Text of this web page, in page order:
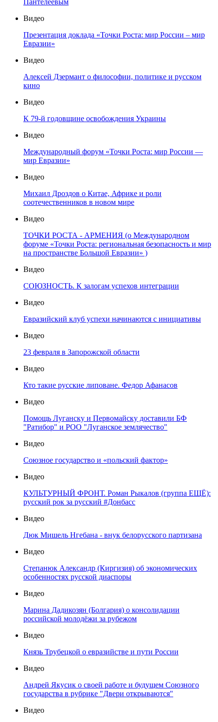
Пантелеевым
Видео
Презентация доклада «Точки Роста: мир России – мир
Евразии»
Видео
Алексей Дзермант о философии, политике и русском
кино
Видео
К 79-й годовщине освобождения Украины
Видео
Международный форум «Точки Роста: мир России —
мир Евразии»
Видео
Михаил Дроздов о Китае, Африке и роли
соотечественников в новом мире
Видео
ТОЧКИ РОСТА - АРМЕНИЯ (о Международном
форуме «Точки Роста: региональная безопасность и мир
на пространстве Большой Евразии» )
Видео
СОЮЗНОСТЬ. К залогам успехов интеграции
Видео
Евразийский клуб успехи начинаются с инициативы
Видео
23 февраля в Запорожской области
Видео
Кто такие русские липоване. Федор Афанасов
Видео
Помощь Луганску и Первомайску доставили БФ
"Ратибор" и РОО "Луганское землячество"
Видео
Союзное государство и «польский фактор»
Видео
КУЛЬТУРНЫЙ ФРОНТ. Роман Рыкалов (группа ЕЩЁ):
русский рок за русский #Донбасс
Видео
Дюк Мишель Нгебана - внук белорусского партизана
Видео
Степанюк Александр (Киргизия) об экономических
особенностях русской диаспоры
Видео
Марина Дадикозян (Болгария) о консолидации
российской молодёжи за рубежом
Видео
Князь Трубецкой о евразийстве и пути России
Видео
Андрей Якусик о своей работе и будущем Союзного
государства в рубрике "Двери открываются"
Видео